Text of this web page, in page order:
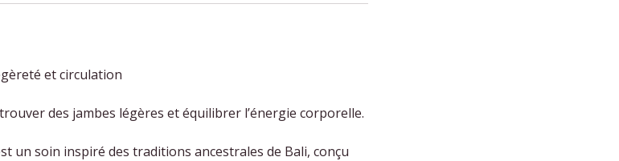
et circulation
des jambes légères et équilibrer l’énergie corporelle.
un soin inspiré des traditions ancestrales de Bali, conçu